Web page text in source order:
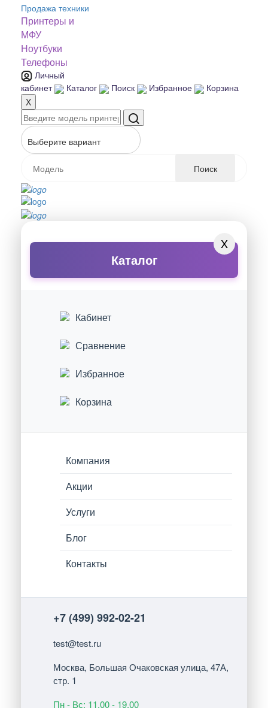
Продажа техники
Принтеры и
МФУ
Ноутбуки
Телефоны
Личный
кабинет
Каталог Поиск Избранное
Корзина
X
Выберите вариант
Поиск
X
Каталог
Кабинет
Сравнение
Избранное
Корзина
Компания
Акции
Услуги
Блог
Контакты
+7 (499) 992-02-21
test@test.ru
Москва, Большая Очаковская улица, 47А,
стр. 1
Пн - Вс: 11.00 - 19.00